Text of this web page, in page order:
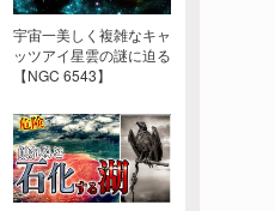
宇宙一美しく複雑なキャ
ッツアイ星雲の謎に迫る
【NGC 6543】